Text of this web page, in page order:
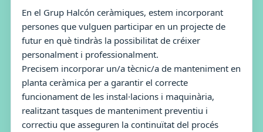
En el Grup Halcón ceràmiques, estem incorporant
persones que vulguen participar en un projecte de
futur en què tindràs la possibilitat de créixer
personalment i professionalment.
Precisem incorporar un/a tècnic/a de manteniment en
planta ceràmica per a garantir el correcte
funcionament de les instal·lacions i maquinària,
realitzant tasques de manteniment preventiu i
correctiu que asseguren la continuïtat del procés